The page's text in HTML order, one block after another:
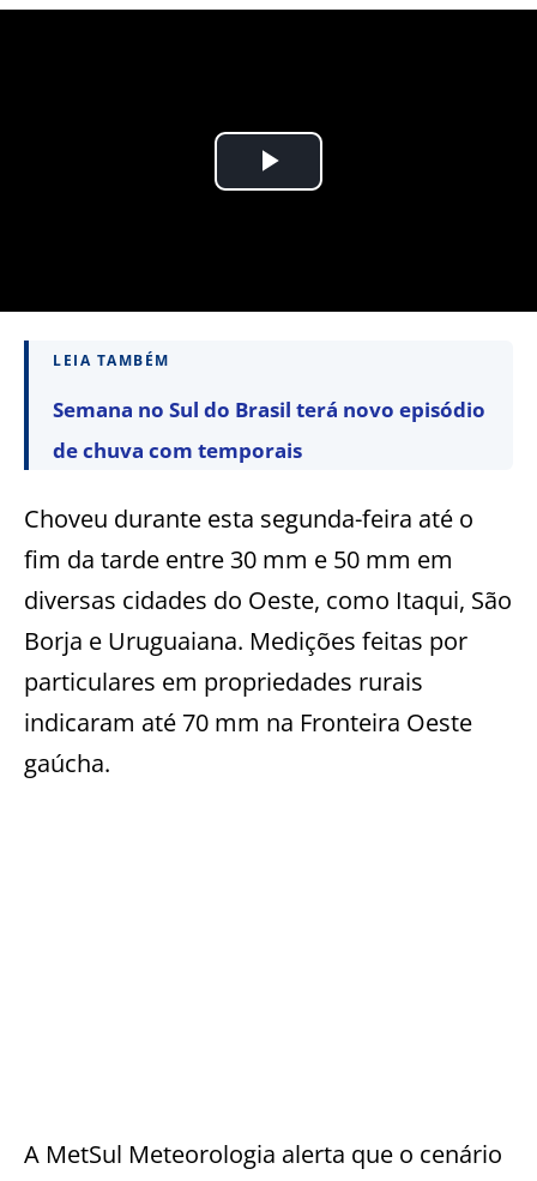
LEIA TAMBÉM
Semana no Sul do Brasil terá novo episódio
de chuva com temporais
Choveu durante esta segunda-feira até o
fim da tarde entre 30 mm e 50 mm em
diversas cidades do Oeste, como Itaqui, São
Borja e Uruguaiana. Medições feitas por
particulares em propriedades rurais
indicaram até 70 mm na Fronteira Oeste
gaúcha.
A MetSul Meteorologia alerta que o cenário